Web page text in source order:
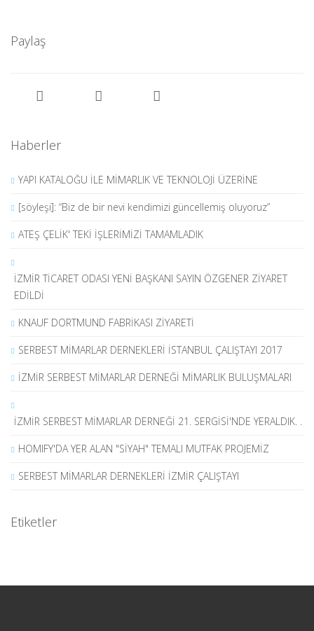
Paylaş
Haberler
YAPI KATALOĞU İLE MİMARLIK VE TEKNOLOJİ ÜZERİNE
[söyleşi]: “Biz de bir nevi kendimizi güncellemiş oluyoruz”
ATEŞ ÇELİK' TEKİ İŞLERİMİZİ TAMAMLADIK
İZMİR TİCARET ODASI YENİ BAŞKANI SAYIN ÖZGENER ZİYARET
EDİLDİ
KNAUF DORTMUND FABRİKASI ZİYARETİ
SERBEST MİMARLAR DERNEKLERİ İSTANBUL ÇALIŞTAYI 2017
İZMİR SERBEST MİMARLAR DERNEĞİ MİMARLIK BULUŞMALARI
İZMİR SERBEST MİMARLAR DERNEĞİ 21. SERGİSİ'NDE YERALDIK. .
HOMIFY'DA YER ALAN "SİYAH" TEMALI MUTFAK PROJEMİZ
SERBEST MİMARLAR DERNEKLERİ İZMİR ÇALIŞTAYI
Etiketler